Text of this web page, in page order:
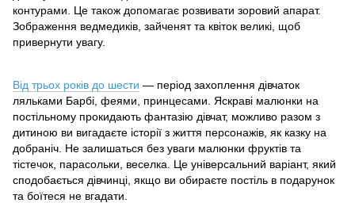
контурами. Це також допомагає розвивати зоровий апарат.
Зображення ведмедиків, зайченят та квіток великі, щоб
привернути увагу.
Від трьох років до шести — період захоплення дівчаток
ляльками Барбі, феями, принцесами. Яскраві малюнки на
постільному прокидають фантазію дівчат, можливо разом з
дитиною ви вигадаєте історії з життя персонажів, як казку на
добраніч. Не залишаться без уваги малюнки фруктів та
тістечок, парасольки, веселка. Це універсальний варіант, який
сподобається дівчинці, якщо ви обираєте постіль в подарунок
та боїтеся не вгадати.